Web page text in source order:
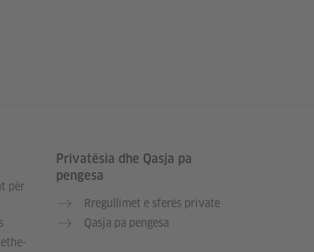
për
Privatësia dhe Qasja pa
pengesa
Rregullimet e sferës private
Qasja pa pengesa